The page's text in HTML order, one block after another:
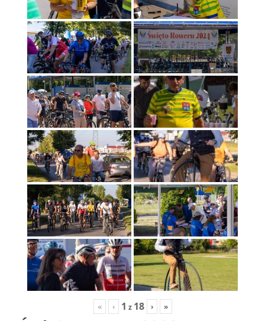
« ‹ 1 z 18 › »